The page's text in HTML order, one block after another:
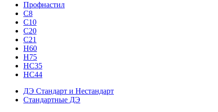
Профнастил
С8
С10
С20
С21
H60
H75
HС35
НС44
ДЭ Стандарт и Нестандарт
Стандартные ДЭ